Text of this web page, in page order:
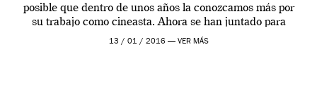
posible que dentro de unos años la conozcamos más por
su trabajo como cineasta. Ahora se han juntado para
contarnos una […]
13 / 01 / 2016 — VER MÁS